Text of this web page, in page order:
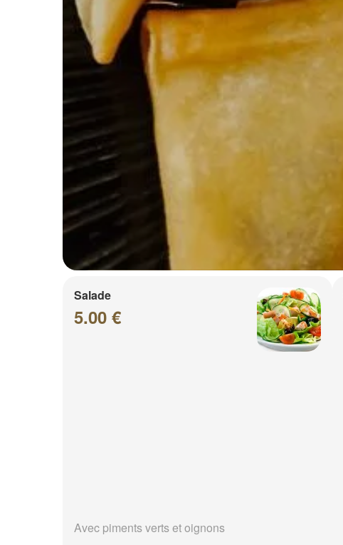
Salade
5.00 €
Avec piments verts et oignons